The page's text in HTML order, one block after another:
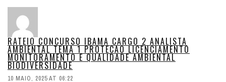
RATEIO CONCURSO IBAMA CARGO 2 ANALISTA
AMBIENTAL TEMA 1 PROTECAO LICENCIAMENTO
MONITORAMENTO E QUALIDADE AMBIENTAL
BIODIVERSIDADE
10 MAIO, 2025 AT 06:22